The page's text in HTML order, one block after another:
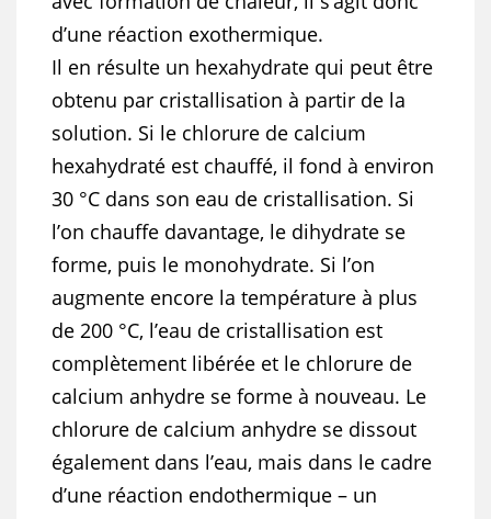
d’une réaction exothermique.
Il en résulte un hexahydrate qui peut être
obtenu par cristallisation à partir de la
solution. Si le chlorure de calcium
hexahydraté est chauffé, il fond à environ
30 °C dans son eau de cristallisation. Si
l’on chauffe davantage, le dihydrate se
forme, puis le monohydrate. Si l’on
augmente encore la température à plus
de 200 °C, l’eau de cristallisation est
complètement libérée et le chlorure de
calcium anhydre se forme à nouveau. Le
chlorure de calcium anhydre se dissout
également dans l’eau, mais dans le cadre
d’une réaction endothermique – un